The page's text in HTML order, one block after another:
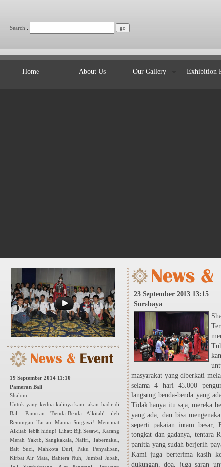
Search :
Home About Us Our Gallery Exhibition
19 September 2014 11:10
Pameran Bali
Shalom
Untuk yang kedua kalinya kami akan hadir di
Bali. Pameran 'Benda-Benda Alkitab' oleh
Renungan Harian Manna Sorgawi! Membuat
Alkitab lebih hidup! Lihat: Biji Sesawi, Kacang
Merah Yakub, Sangkakala, Nafiri, Tabernakel,
Bait Suci, Mahkota Duri, Paku Penyaliban,
Kirbat Air Mata, Bahtera Nuh, Jumbai Jubah,
23 September 2013 13:15
Surabaya
masyarakat yang diberkati
selama 4 hari 43.000
langsung benda-benda yang
Tidak hanya itu saja, mereka
yang ada, dan bisa
seperti pakaian imam besar,
tongkat dan gadanya, tentara
panitia yang sudah berjerih
Kami juga berterima kasih
dukungan, doa, juga saran